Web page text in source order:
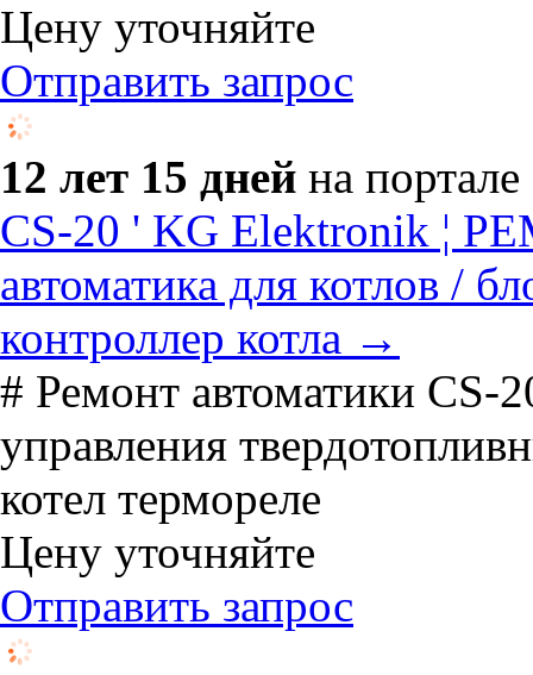
Цену уточняйте
Отправить запрос
12 лет 15 дней на портале
CS-20 ' KG Elektronik ¦
автоматика для котлов /
контроллер котла →
# Ремонт автоматики CS-
управления
котел термореле
Цену уточняйте
Отправить запрос